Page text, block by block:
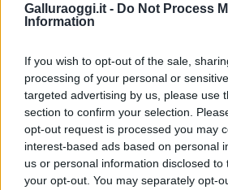
Galluraoggi.it - Do Not Process
Information
If you wish to opt-out of the sale,
processing of your personal or
targeted advertising by us, please use
section to confirm your selection.
opt-out request is processed you may
interest-based ads based on personal
us or personal information disclosed
your opt-out. You may separately opt-